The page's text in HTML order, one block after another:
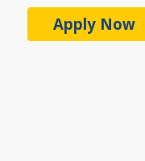
Apply Now